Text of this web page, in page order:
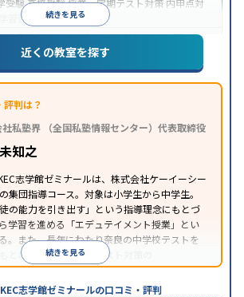
続きを見る
学習習慣の定着
一貫校生に対応入塾に学力基準あり学習に
・タブレットを利用オンライン対応
受講可自習室あり
小学校高学年の集団塾アンケート調査方法を参照
近くの教室を探す
判は？
私塾界 （全国私塾情報センター）代表取締役
知之
志学館ゼミナールは、株式会社ケーイーシー
集団指導コース。対象は小学生から中学生。
徒の能力を引き出す」という指導理念にもとづ
学習を進める「エデュテイメント授業」とい
。また、長年にわたり奈良の中学校テストを
とに、学校別の定期テスト対策の
う授業を行っている。
続きを見る
志学館ゼミナールの口コミ・評判